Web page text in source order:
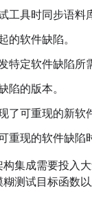
工具时同步语料
的软件缺陷。
特定软件缺陷所
陷的版本。
了可重现的新软
重现的软件缺陷
集成需要投入
测试目标函数